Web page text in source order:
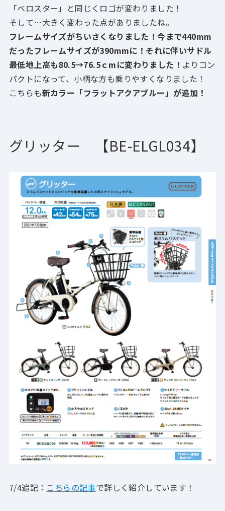
「ベロスター」と同じくロゴが変わりました！
そして…大きく変わった点がありましたね。
フレームサイズがちいさくなりました！今まで440mm
だったフレームサイズが390mmに！それに伴いサドル
最低地上高も80.5→76.5ｃmに変わりました！ よりコン
パクトになって、小柄な方も乗りやすくなりました！
こちらも新カラー「フラットアクアブルー」が追加！
グリッター 【BE-ELGL034】
7/4追記： こちらの記事で詳しく紹介しています！